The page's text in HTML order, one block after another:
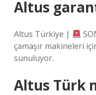
Altus
Altus Türkiye |
çamaşır makineleri
sunuluyor.
Altus Türk